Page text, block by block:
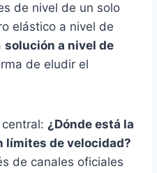
de nivel de un solo
elástico a nivel de
solución a nivel de
de eludir el
¿Dónde está la
límites de velocidad?
de canales oficiales